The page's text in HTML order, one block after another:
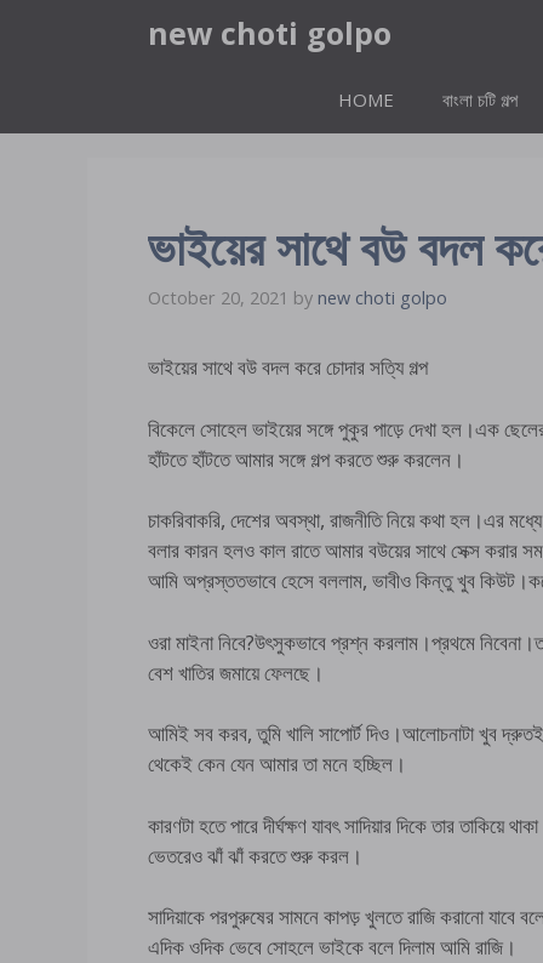
new choti golpo
HOME বাংলা চটি গল্প
ভাইয়ের সাথে বউ বদল
October 20, 2021 by new choti golpo
ভাইয়ের সাথে বউ বদল করে চোদার সত্যি গল্প
বিকেলে সোহেল ভাইয়ের সঙ্গে পুকুর পাড়ে দেখা হল।এক
হাঁটতে হাঁটতে আমার সঙ্গে গল্প করতে শুরু করলেন।
চাকরিবাকরি, দেশের অবস্থা, রাজনীতি নিয়ে কথা হল।এর
বলার কারন হলও কাল রাতে আমার বউয়ের সাথে সেক্স করার
আমি অপ্রস্ততভাবে হেসে বললাম, ভাবীও কিন্তু খুব
ওরা মাইনা নিবে?উৎসুকভাবে প্রশ্ন করলাম।প্রথমে
বেশ খাতির জমায়ে ফেলছে।
আমিই সব করব, তুমি খালি সাপোর্ট দিও।আলোচনাটা খুব
থেকেই কেন যেন আমার তা মনে হচ্ছিল।
কারণটা হতে পারে দীর্ঘক্ষণ যাবৎ সাদিয়ার দিকে তার
ভেতরেও ঝাঁ ঝাঁ করতে শুরু করল।
সাদিয়াকে পরপুরুষের সামনে কাপড় খুলতে রাজি করানো যাবে
এদিক ওদিক ভেবে সোহলে ভাইকে বলে দিলাম আমি রাজি।